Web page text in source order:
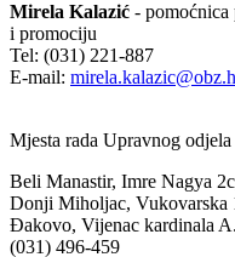
Mirela Kalazić - pomoćnica
i promociju
Tel: (031) 221-887
E-mail:
Mjesta rada Upravnog
Beli Manastir, Imre Nagya
Donji Miholjac, Vukovarska
Đakovo, Vijenac kardinala
(031) 496-459